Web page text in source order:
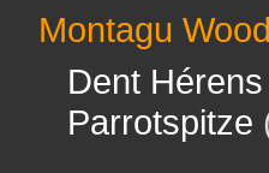
Montagu
Dent Hérens
Parrotspitze